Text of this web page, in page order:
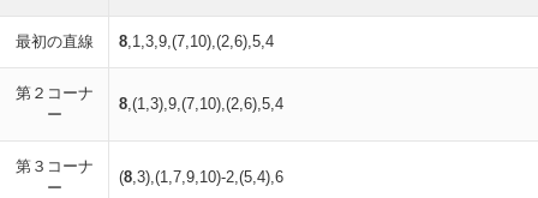
最初の直線 8,1,3,9,(7,10),(2,6),5,4
第２コーナ
ー
8,(1,3),9,(7,10),(2,6),5,4
第３コーナ
ー
(8,3),(1,7,9,10)-2,(5,4),6